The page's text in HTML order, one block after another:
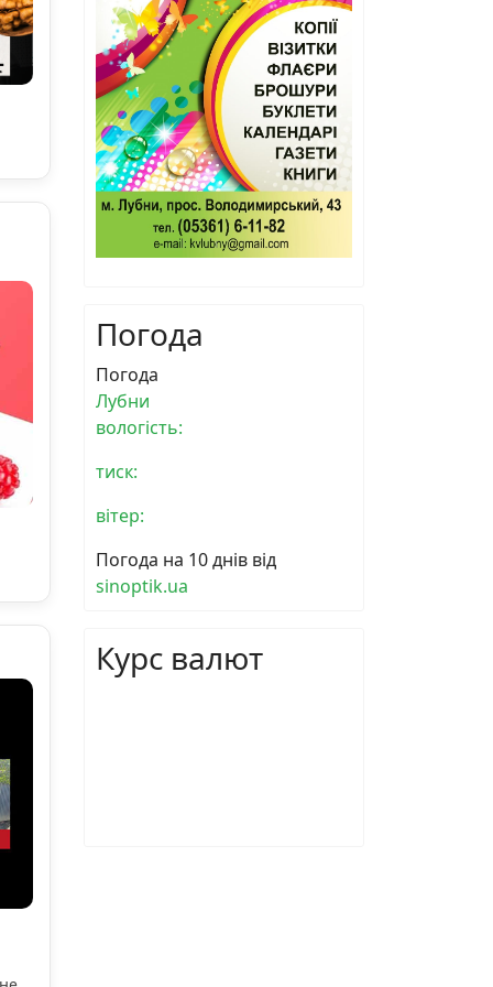
Погода
Погода
Лубни
вологість:
тиск:
вітер:
Погода на 10 днів від
sinoptik.ua
Курс валют